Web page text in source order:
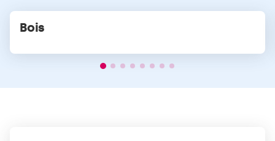
Bois